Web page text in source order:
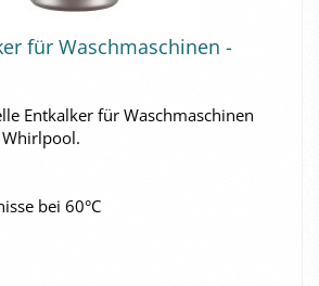
für Wasch­ma­schi­nen -
Ent­kal­ker für Wasch­ma­schi­nen
bei 60°C